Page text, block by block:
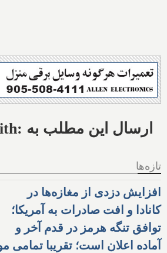
Share this with: ارسال این مطلب به
تازه‌ها
افزایش دزدی از مغازه‌ها در
کانادا و افت صادرات به آمریکا؛
توافق تنگه هرمز در قدم آخر و
آماده اعلان است؛ تقریبا